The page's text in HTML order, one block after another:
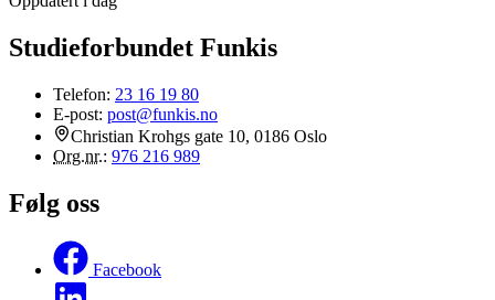
Studieforbundet Funkis
Telefon: 23 16 19 80
E-post: post@funkis.no
Christian Krohgs gate 10, 0186 Oslo
Org.nr.: 976 216 989
Følg oss
Facebook